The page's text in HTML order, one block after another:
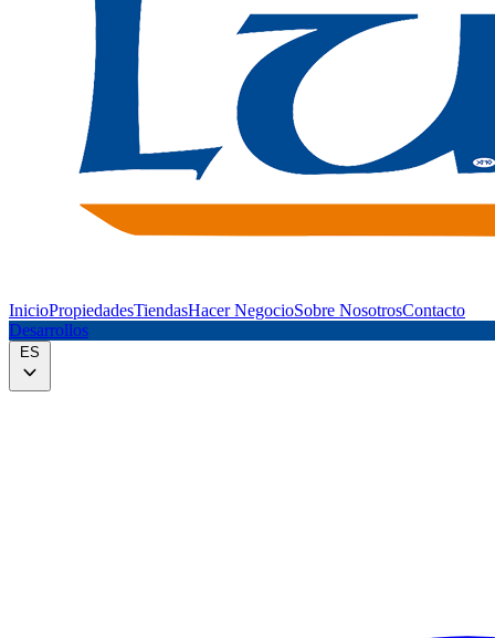
InicioPropiedadesTiendasHacer NegocioSobre NosotrosContacto
Desarrollos